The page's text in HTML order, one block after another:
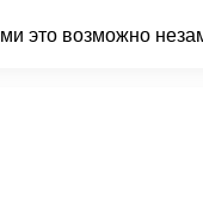
это возможно